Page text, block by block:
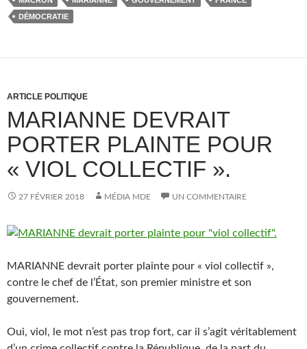
DÉMOCRATIE
ARTICLE POLITIQUE
MARIANNE DEVRAIT
PORTER PLAINTE POUR
« VIOL COLLECTIF ».
27 FÉVRIER 2018 MÉDIA MDE UN COMMENTAIRE
MARIANNE devrait porter plainte pour « viol collectif »,
contre le chef de l’État, son premier ministre et son
gouvernement.
Oui, viol, le mot n’est pas trop fort, car il s’agit véritablement